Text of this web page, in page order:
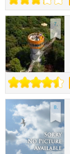
7.
8.